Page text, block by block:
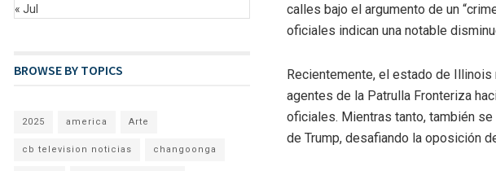
calles bajo el argumento de un
oficiales indican una notable
Recientemente, el estado de
agentes de la Patrulla Fronteriza
oficiales. Mientras tanto, también
de Trump, desafiando la oposición
« Jul
BROWSE BY TOPICS
2025 america Arte
cb television noticias changoonga